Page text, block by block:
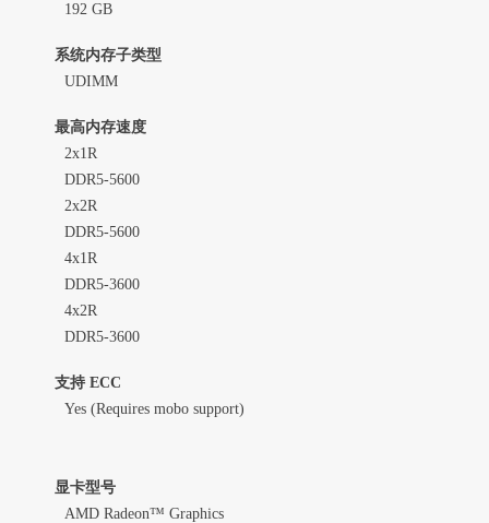
192 GB
系统内存子类型
UDIMM
最高内存速度
2x1R
DDR5-5600
2x2R
DDR5-5600
4x1R
DDR5-3600
4x2R
DDR5-3600
支持 ECC
Yes (Requires mobo support)
显卡型号
AMD Radeon™ Graphics